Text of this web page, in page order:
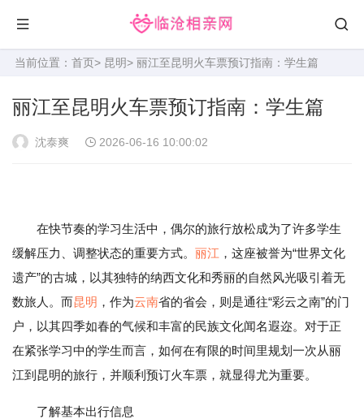
当前位置： 首页> 昆明> 丽江至昆明火车票预订指南：学生篇
丽江至昆明火车票预订指南：学生篇
沈泰爽 2026-06-16 10:00:02
在快节奏的学习生活中，偶尔的旅行放松成为了许多学生
缓解压力、调整状态的重要方式。 丽江 ，这座被誉为“世界文化
遗产”的古城，以其独特的纳西文化和秀丽的自然风光吸引着无
数旅人。而昆明 ，作为云南省的省会，则是通往“彩云之南”的门
户，以其四季如春的气候和丰富的民族文化闻名遐迩。对于正
在紧张学习中的学生而言，如何在有限的时间里规划一次从丽
江到昆明的旅行，并顺利预订火车票，就显得尤为重要。
了解基本出行信息